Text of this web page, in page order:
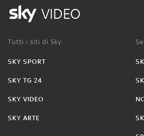
VIDEO
Tutti i siti di Sky:
SKY SPORT
SKY TG 24
SKY VIDEO
SKY ARTE